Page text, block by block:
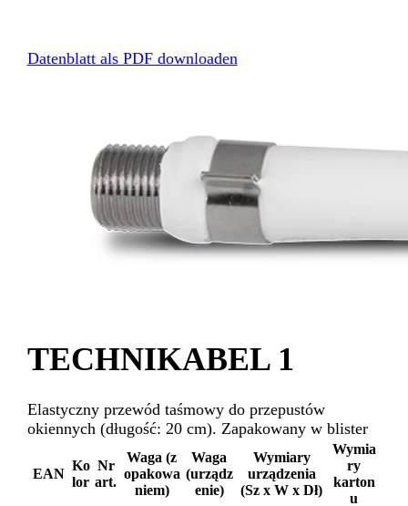
Datenblatt als PDF downloaden
TECHNIKABEL 1
Elastyczny przewód taśmowy do przepustów
okiennych (długość: 20 cm). Zapakowany w blister
EAN
Ko
lor
Nr
art.
Waga (z
opakowa
niem)
Waga
(urządz
enie)
Wymiary
urządzenia
(Sz x W x Dł)
Wymia
ry
karton
u